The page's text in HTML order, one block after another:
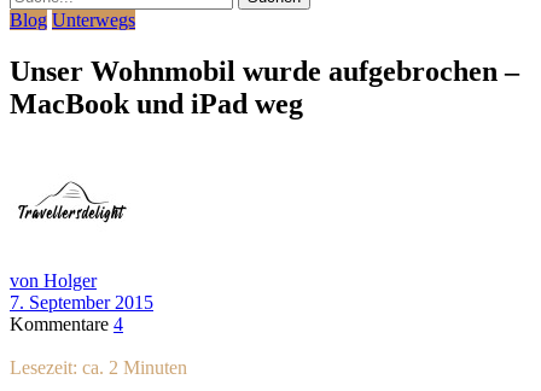
Blog Unterwegs
Unser Wohnmobil wurde aufgebrochen –
MacBook und iPad weg
von Holger
7. September 2015
Kommentare 4
Lesezeit: ca. 2 Minuten